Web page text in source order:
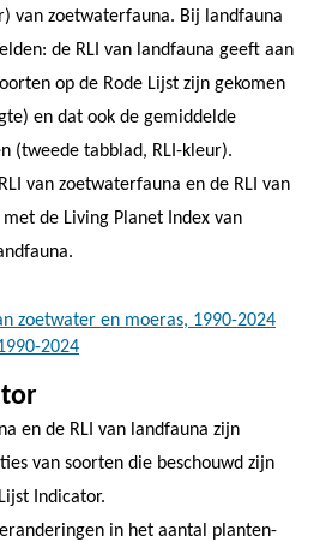
van zoetwaterfauna. Bij landfauna
de RLI van landfauna geeft aan
op de Rode Lijst zijn gekomen
en dat ook de gemiddelde
(tweede tabblad, RLI-kleur).
van zoetwaterfauna en de RLI van
de Living Planet Index van
zoetwater en moeras, 1990-2024
2024
en de RLI van landfauna zijn
van soorten die beschouwd zijn
Indicator.
in het aantal planten-